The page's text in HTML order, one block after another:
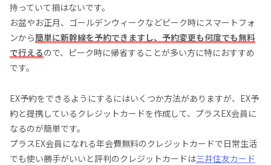
持っていて損はないです。
お盆やお正月、ゴールデンウィークなどピーク時にスマートフォ
ンから簡単に新幹線を予約できますし、予約変更も何度でも無料
で行えるので、ピーク時に帰省することが多い方に特におすすめ
です。
EX予約をできるようにするにはいくつか方法がありますが、EX予
約と提携しているクレジットカードを作成して、プラスEX会員に
なるのが簡単です。
プラスEX会員になれる年会費無料のクレジットカードで日常生活
でも使い勝手がいいと評判のクレジットカードは三井住友カード